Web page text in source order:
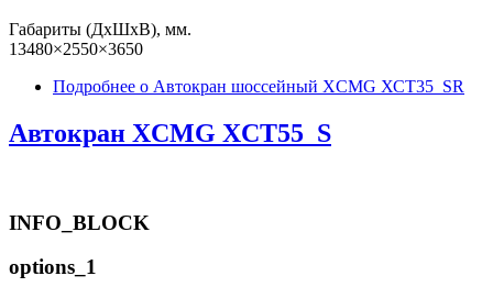
Габариты (ДхШхВ), мм.
13480×2550×3650
Подробнее о Автокран шоссейный XCMG ХСТ35_SR
Автокран XCMG XCT55_S
INFO_BLOCK
options_1